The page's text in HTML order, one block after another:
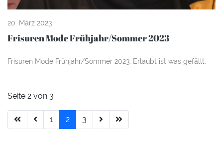
20. März 2023
Frisuren Mode Frühjahr/Sommer 2023
Frisuren Mode Frühjahr/Sommer 2023. Erlaubt ist was gefällt.
Seite 2 von 3
1 2 3